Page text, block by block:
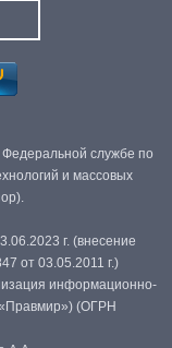
службе по
и массовых
г. (внесение
от 03.05.2011 г.)
информационно-
(ОГРН